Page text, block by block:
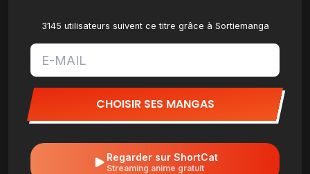
3145 utilisateurs suivent ce titre grâce à Sortiemanga
CHOISIR SES MANGAS
Regarder sur ShortCat
Streaming anime gratuit